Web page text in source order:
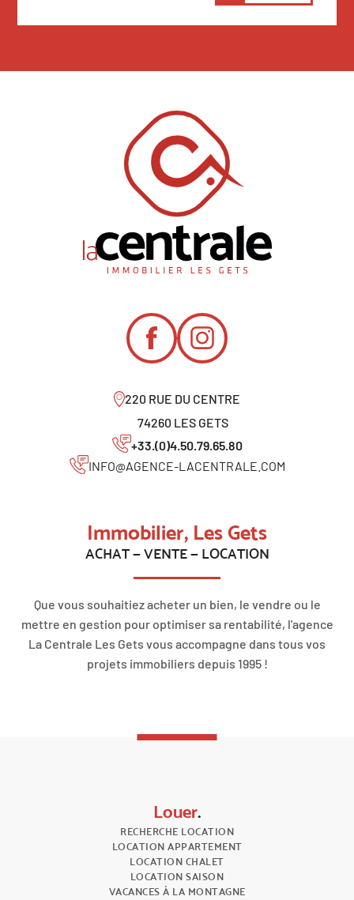
220 RUE DU CENTRE
74260 LES GETS
+33.(0)4.50.79.65.80
INFO@AGENCE-LACENTRALE.COM
Immobilier, Les Gets
ACHAT — VENTE — LOCATION
Que vous souhaitiez acheter un bien, le vendre ou le
mettre en gestion pour optimiser sa rentabilité, l'agence
La Centrale Les Gets vous accompagne dans tous vos
projets immobiliers depuis 1995 !
Louer.
RECHERCHE LOCATION
LOCATION APPARTEMENT
LOCATION CHALET
LOCATION SAISON
VACANCES À LA MONTAGNE